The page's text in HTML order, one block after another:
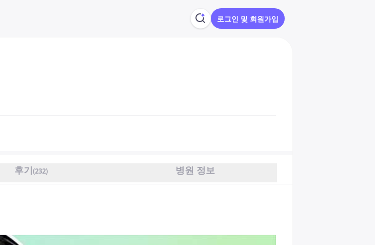
로그인 및 회원가입
후기(232) 병원 정보